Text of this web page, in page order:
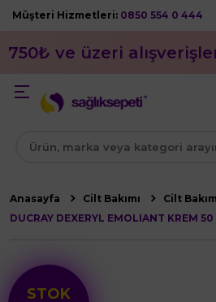
Müşteri Hizmetleri: 0850 554 0 444
750₺ ve üzeri
Anasayfa Cilt Bakımı
Cilt
DUCRAY DEXERYL EMOLIANT KREM 50
STOK